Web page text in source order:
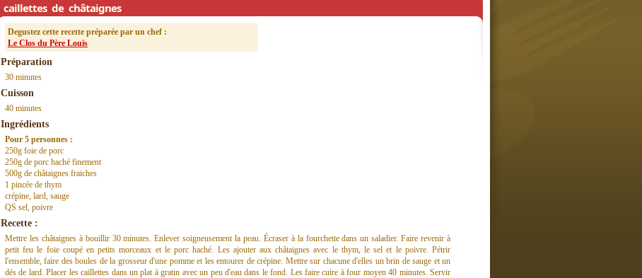
caillettes de châtaignes
Degustez cette recette préparée par un chef :
Le Clos du Père Louis
Préparation
30 minutes
Cuisson
40 minutes
Ingrédients
Pour 5 personnes :
250g foie de porc
250g de porc haché finement
500g de châtaignes fraiches
1 pincée de thym
crépine, lard, sauge
QS sel, poivre
Recette :
Mettre les châtaignes à bouillir 30 minutes. Enlever soigneusement la peau. Écraser à la fourchette dans un saladier. Faire revenir à
petit feu le foie coupé en petits morceaux et le porc haché. Les ajouter aux châtaignes avec le thym, le sel et le poivre. Pétrir
l'ensemble, faire des boules de la grosseur d'une pomme et les entourer de crépine. Mettre sur chacune d'elles un brin de sauge et un
dés de lard. Placer les caillettes dans un plat à gratin avec un peu d'eau dans le fond. Les faire cuire à four moyen 40 minutes. Servir